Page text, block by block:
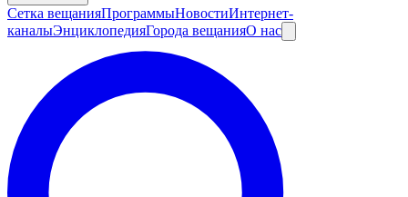
Сетка вещанияПрограммыНовостиИнтернет-
каналыЭнциклопедияГорода вещанияО нас